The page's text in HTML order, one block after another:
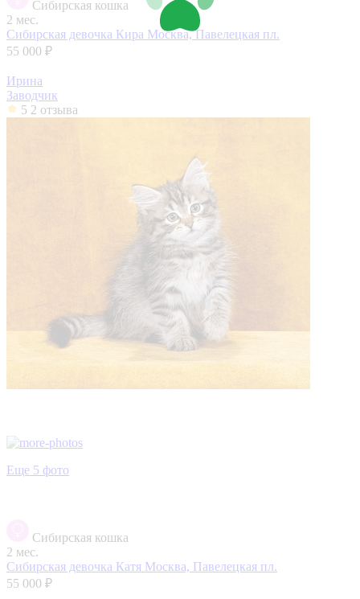
Сибирская кошка
2 мес.
Сибирская девочка Кира Москва, Павелецкая пл.
55 000 ₽
Ирина
Заводчик
5 2 отзыва
Еще 5 фото
Сибирская кошка
2 мес.
Сибирская девочка Катя Москва, Павелецкая пл.
55 000 ₽